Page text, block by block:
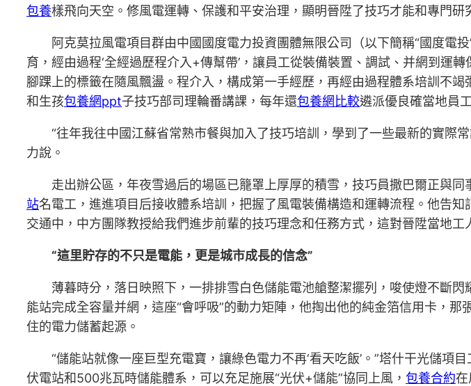
包養樣飛向天空。修風電運轉、保護和平安治理，顯明晉陞了技巧才能和專門研
阿克莫拉風電項目群由中國國度電力投資團體無限公司（以下簡稱“國度電
育，經由過程‘全經過歷程介入+傳幫帶’，讓員工從裝備裝置、調試、并網到運
腳踝上的標籤在隨風飄盪。程介入，構成第一手經歷，再經由過程體系培訓不
和生孩包養網ppt子技巧部司理輪番講課，每年還包養網比較遴派優良確當地員
“往年我往中國江蘇省常熟市餐與加入了技巧培訓，學到了一些最新的實際
力說。
走出辦公區，年夜雪過后的場區已籠罩上厚厚的積雪，技巧員撒巴爾正與
站名電工，進進項目后接收體系培訓，把握了風電裝備構造和運轉流程。他告
交通中，中方團隊教授給我們進步前輩的技巧理念和任務方式，這對晉陞當地工
“這里貯存的不只是電能，更是城市成長的信念”
薄暮時分，落日映照下，一排排雪白色儲能電池艙整潔擺列，唆使燈不斷
能站完成全容量并網，這座“會呼吸”的動力矩陣，他掏出他的純金箔信用卡，
住的電力儲蓄起源。
“儲能站就像一座巨型充電寶，讓綠色電力不再‘看天吃飯’。”塔什干光儲
伏電站和500兆瓦時儲能體系，可以充足施展“光伏+儲能”協同上風， 包養合約在